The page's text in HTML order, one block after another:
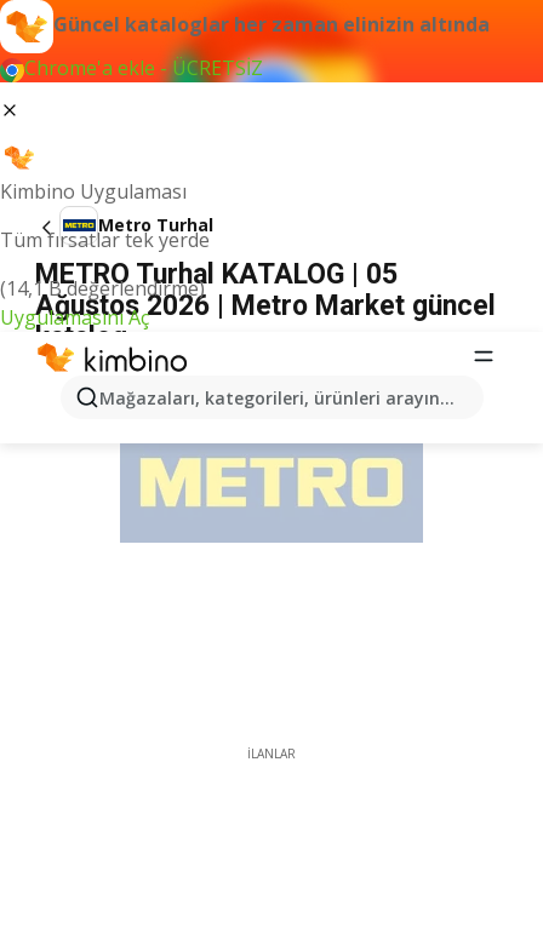
Güncel kataloglar her zaman elinizin altında
Chrome'a ekle - ÜCRETSİZ
Kimbino Uygulaması
Tüm fırsatlar tek yerde
(14,1 B değerlendirme)
Uygulamasını Aç
Mağazaları, kategorileri, ürünleri arayın...
Metro Turhal
METRO Turhal KATALOG | 05
Ağustos 2026 | Metro Market güncel
katalog
İLANLAR